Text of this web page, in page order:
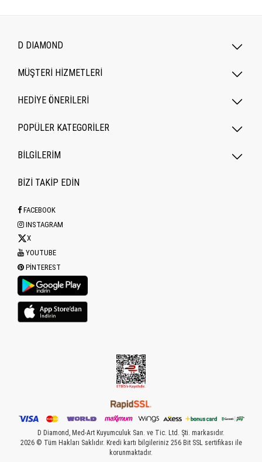
D DIAMOND
MÜŞTERİ HİZMETLERİ
HEDİYE ÖNERİLERİ
POPÜLER KATEGORILER
BİLGİLERİM
BİZİ TAKİP EDİN
FACEBOOK
INSTAGRAM
X
YOUTUBE
PINTEREST
D Diamond, Med-Art Kuyumculuk San. ve Tic. Ltd. Şti. markasıdır.
2026 © Tüm Hakları Saklıdır. Kredi kartı bilgileriniz 256 Bit SSL sertifikası ile
korunmaktadır.